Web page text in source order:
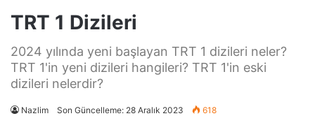
TRT 1 Dizileri
2024 yılında yeni başlayan TRT 1 dizileri neler?
TRT 1'in yeni dizileri hangileri? TRT 1'in eski
dizileri nelerdir?
Nazlim Son Güncelleme: 28 Aralık 2023 618